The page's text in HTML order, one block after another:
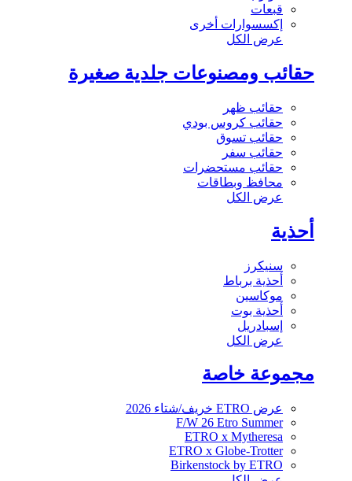
قبعات
إكسسوارات أخرى
عرض الكل
حقائب ومصنوعات جلدية صغيرة
حقائب ظهر
حقائب كروس بودي
حقائب تسوق
حقائب سفر
حقائب مستحضرات
محافظ وبطاقات
عرض الكل
أحذية
سنيكرز
أحذية برباط
موكاسين
أحذية بوت
إسبادريل
عرض الكل
مجموعة خاصة
عرض ETRO خريف/شتاء 2026
F/W 26 Etro Summer
ETRO x Mytheresa
ETRO x Globe-Trotter
Birkenstock by ETRO